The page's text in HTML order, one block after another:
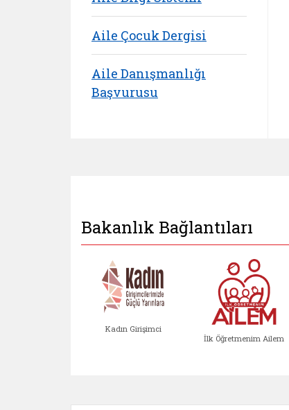
Aile Çocuk Dergisi
Aile Danışmanlığı
Başvurusu
Bakanlık Bağlantıları
Kadın Girişimci
İlk Öğretmenim Ailem